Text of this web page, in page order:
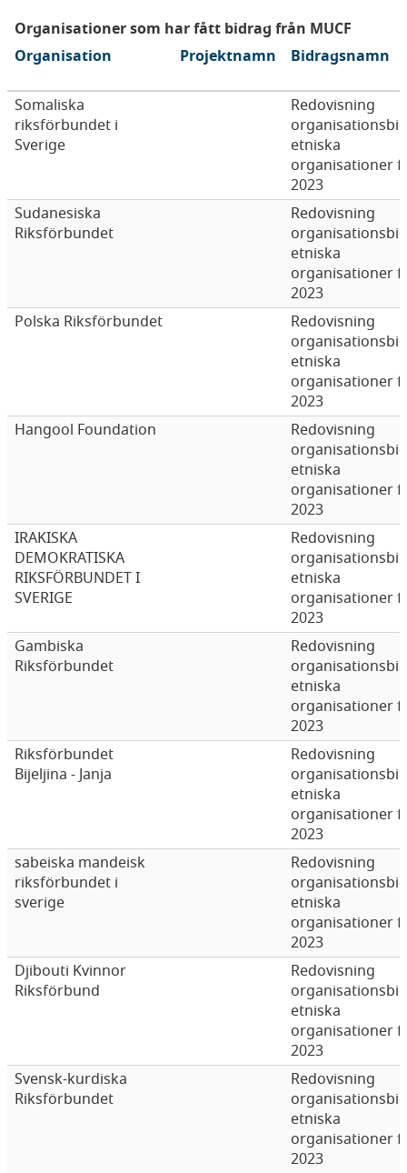
Organisationer som har fått bidrag från MUCF
Organisation
Projektnamn Bidragsnamn
Somaliska
riksförbundet i
Sverige
Redovisning
etniska
organisationer
2023
Sudanesiska
Riksförbundet
Redovisning
etniska
organisationer
2023
Polska Riksförbundet
Redovisning
etniska
organisationer
2023
Hangool Foundation
Redovisning
etniska
organisationer
2023
IRAKISKA
DEMOKRATISKA
RIKSFÖRBUNDET I
SVERIGE
Redovisning
etniska
organisationer
2023
Gambiska
Riksförbundet
Redovisning
etniska
organisationer
2023
Riksförbundet
Bijeljina - Janja
Redovisning
etniska
organisationer
2023
sabeiska mandeisk
riksförbundet i
sverige
Redovisning
etniska
organisationer
2023
Djibouti Kvinnor
Riksförbund
Redovisning
etniska
organisationer
2023
Svensk-kurdiska
Riksförbundet
Redovisning
etniska
organisationer
2023